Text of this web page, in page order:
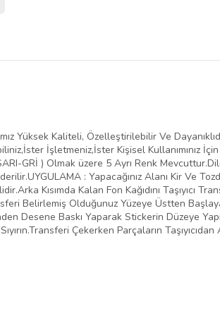
Yüksek Kaliteli, Özelleştirilebilir Ve
İşletmeniz,İster Kişisel Kullanımınız
GRİ ) Olmak üzere 5 Ayrı Renk
: Yapacağınız Alanı Kir Ve
Kısımda Kalan Fon Kağıdını Taşıyıcı
Belirlemiş Olduğunuz Yüzeye Üstten
Desene Baskı Yaparak Stickerin Düzeye
Çekerken Parçaların